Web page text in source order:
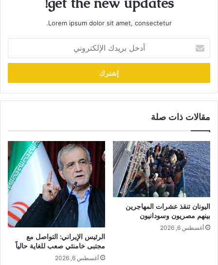
Lorem ipsum dolor sit amet, consectetur.
بريدك
الإلكتروني
مقالات ذات صلة
اليونان تنقذ عشرات المهاجرين
بينهم مصريون وسودانيون
أغسطس 6, 2026
الرئيس الإيراني: التواصل مع
مجتبى خامنئي صعب للغاية حالياً
أغسطس 6, 2026